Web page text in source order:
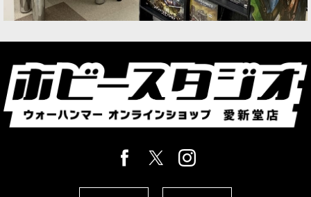
[ソウルブライト・グレイヴロード] デスラトル・
1点
ゲーム「ウォーハンマー：エイジ・オヴ・シグマ
ー」ソウルブライト・グレイヴロードの勢力のシ
タデルミニチュア24体。発売中の『ソウルブライ
ト・グレイヴロード・アーミーセット』収録ミニ
チュアが単独キットとな…
[ソウルブライト・グレイヴロード] 情景モデル：